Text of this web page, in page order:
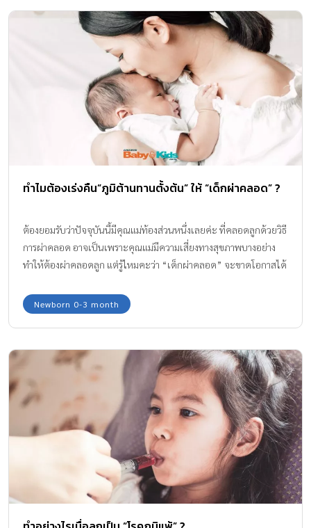
ทำไมต้องเร่งคืน“ภูมิต้านทานตั้งต้น” ให้ “เด็กผ่าคลอด” ?
ต้องยอมรับว่าปัจจุบันนี้มีคุณแม่ท้องส่วนหนึ่งเลยค่ะ ที่คลอดลูกด้วยวิธี
การผ่าคลอด อาจเป็นเพราะคุณแม่มีความเสี่ยงทางสุขภาพบางอย่าง
ทำให้ต้องผ่าคลอดลูก แต่รู้ไหมคะว่า “เด็กผ่าคลอด” จะขาดโอกาสได้
คลอดมักจะเสี่ยงต่อการเจ็บป่วย ไม่สบายได้ง่ายกว่าเด็กที่คลอด
ธรรมชาติค่ะ
Newborn 0-3 month